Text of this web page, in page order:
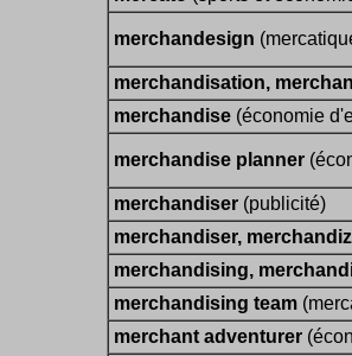
merchandesign
merchandisation,
merchandise (économie
merchandise planner
merchandiser (publicité)
merchandiser,
merchandising,
merchandising team
merchant adventurer